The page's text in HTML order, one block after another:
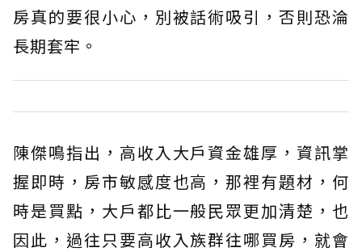
房真的要很小心，別被話術吸引，否則恐淪
長期套牢。
陳傑鳴指出，高收入大戶資金雄厚，資訊掌
握即時，房市敏感度也高，那裡有題材，何
時是買點，大戶都比一般民眾更加清楚，也
因此，過往只要高收入族群往哪買房，就會